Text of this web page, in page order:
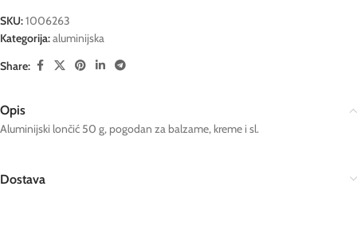
SKU:1006263
Kategorija:aluminijska
Share:
Opis
Aluminijski lončić 50 g, pogodan za balzame, kreme i sl.
Dostava